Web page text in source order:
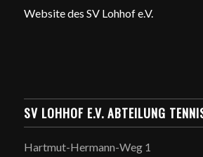
Website des SV Lohhof e.V.
SV LOHHOF E.V. ABTEILUNG
Hartmut-Hermann-Weg 1